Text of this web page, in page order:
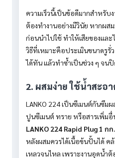
ความเร็วนี้เป็นข้อดีมากสำหรับ
ต้องทำงานอย่างมีวินัย หากผส
ก่อนนำไปใช้ ทำให้เสียของแล
วิธีที่เหมาะคือประเมินขนาดรูรั่
ได้ทัน แล้วทำซ้ำเป็นช่วง ๆ จน
2. ผสมง่าย ใช้น้ำสะอ
LANKO 224 เป็นซีเมนต์กันซึมผ
ปูนซีเมนต์ ทราย หรือสารเพิ่ม
LANKO 224 Rapid Plug 1 ก
หลังผสมควรได้เนื้อข้นปั้นได้
เหลวจนไหล เพราะงานอุดน้ำ